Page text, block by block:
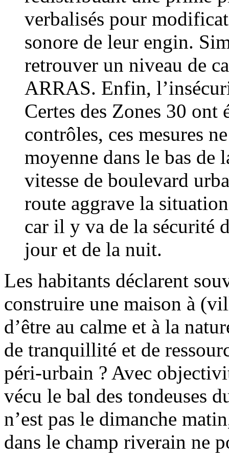
verbalisés pour
sonore de leur engin.
retrouver un niveau de
ARRAS. Enfin,
Certes des Zones 30 ont
contrôles, ces mesures
moyenne dans le bas de
vitesse de boulevard
route aggrave la
car il y va de la sécurité
jour et de la nuit.
Les habitants déclarent
construire une maison à
d’être au calme et à la
de tranquillité et de
péri-urbain ? Avec
vécu le bal des tondeuses
n’est pas le dimanche
dans le champ riverain ne